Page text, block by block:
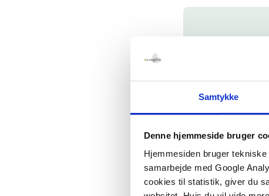
Samtykke
Denne hjemmeside bruger
Hjemmesiden bruger
samarbejde med Google
cookies til statistik, giver du
det,”
fortabte